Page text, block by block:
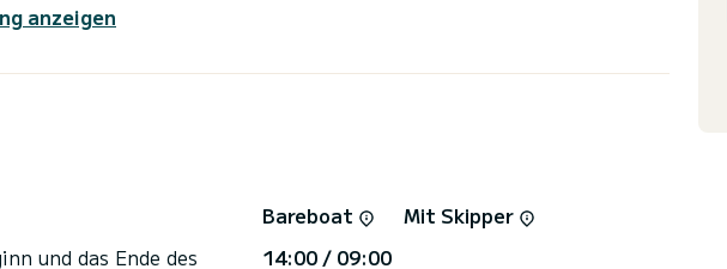
der Umgebung von Fethiye zu verbringen.
Toya über 2 Toiletten mit Dusche
Rollgroßsegel und einem Rollgenua ausgestattet. Es ist unter
unverbindliche Preisanfragen werden direkt von SamBoat bearbeitet.
anzeigen
Bareboat
Mit Skipper
und das Ende des
14:00 / 09:00